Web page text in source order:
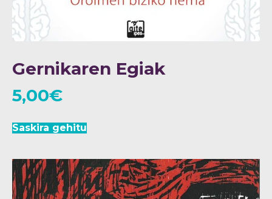
Gernikaren Egiak
5,00€
Saskira gehitu